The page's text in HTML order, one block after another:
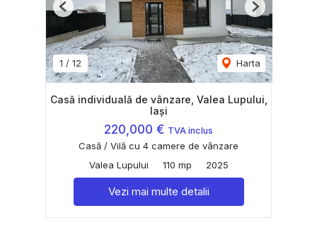
1 / 12 Harta
Previous Next
Casă individuală de vânzare, Valea Lupului,
Iași
220,000 € TVA inclus
Casă / Vilă cu 4 camere de vânzare
Valea Lupului
110 mp 2025
Vezi mai multe detalii